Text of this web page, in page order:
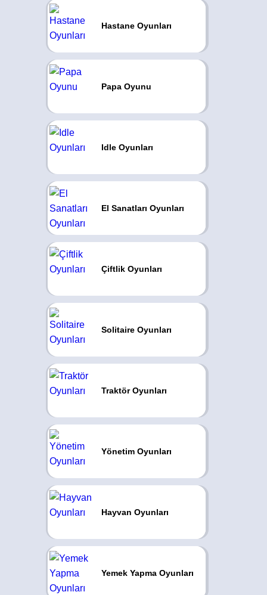
Hastane Oyunları
Papa Oyunu
Idle Oyunları
El Sanatları Oyunları
Çiftlik Oyunları
Solitaire Oyunları
Traktör Oyunları
Yönetim Oyunları
Hayvan Oyunları
Yemek Yapma Oyunları